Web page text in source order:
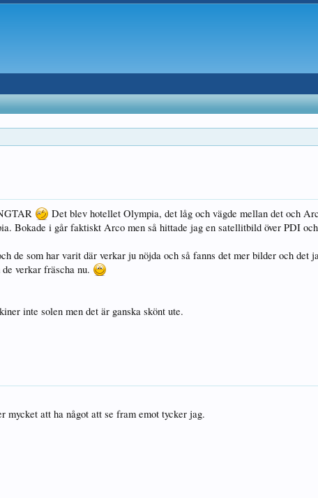
Det blev hotellet Olympia, det låg och vägde mellan det och
Bokade i går faktiskt Arco men så hittade jag en satellitbild över PDI
de som har varit där verkar ju nöjda och så fanns det mer bilder och det
verkar fräscha nu.
inte solen men det är ganska skönt ute.
mycket att ha något att se fram emot tycker jag.